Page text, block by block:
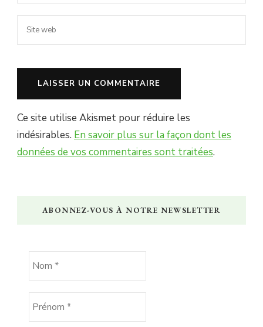
Ce site utilise Akismet pour réduire les
indésirables. En savoir plus sur la façon dont les
données de vos commentaires sont traitées.
ABONNEZ-VOUS À NOTRE NEWSLETTER